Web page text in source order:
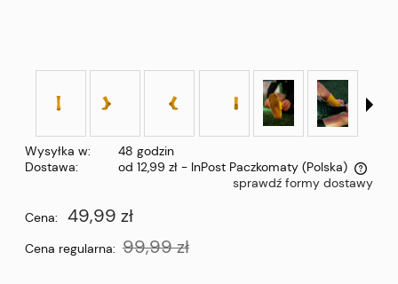
Wysyłka w:
48 godzin
Dostawa:
od 12,99 zł - InPost Paczkomaty (Polska)
Cena nie zawiera ewentualnych kosztów płatnościsprawdź formy dostawy
Cena: 49,99 zł
Cena regularna: 99,99 zł